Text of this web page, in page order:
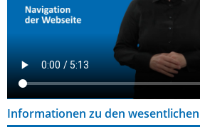
Informationen zu den